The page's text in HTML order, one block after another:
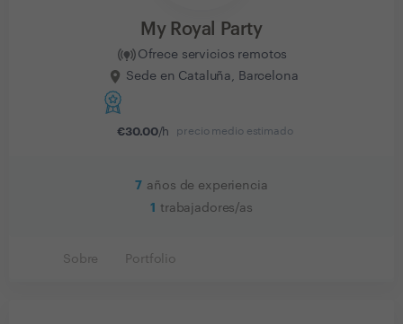
My Royal Party
Ofrece servicios remotos
Sede en Cataluña, Barcelona
€30.00/h precio medio estimado
7 años de experiencia
1 trabajadores/as
Sobre Portfolio